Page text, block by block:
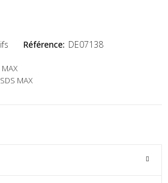
Référence: DE07138
MAX